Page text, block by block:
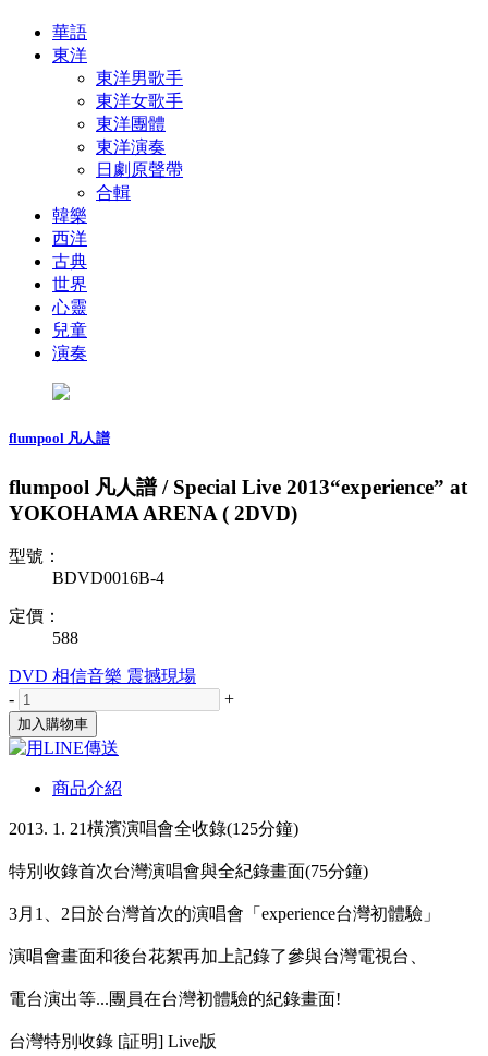
華語
東洋
東洋男歌手
東洋女歌手
東洋團體
東洋演奏
日劇原聲帶
合輯
韓樂
西洋
古典
世界
心靈
兒童
演奏
flumpool 凡人譜
flumpool 凡人譜 / Special Live 2013“experience” at
YOKOHAMA ARENA ( 2DVD)
型號：
BDVD0016B-4
定價：
588
DVD 相信音樂 震撼現場
-
+
加入購物車
商品介紹
2013. 1. 21橫濱演唱會全收錄(125分鐘)
特別收錄首次台灣演唱會與全紀錄畫面(75分鐘)
3月1、2日於台灣首次的演唱會「experience台灣初體驗」
演唱會畫面和後台花絮再加上記錄了參與台灣電視台、
電台演出等...團員在台灣初體驗的紀錄畫面!
台灣特別收錄 [証明] Live版